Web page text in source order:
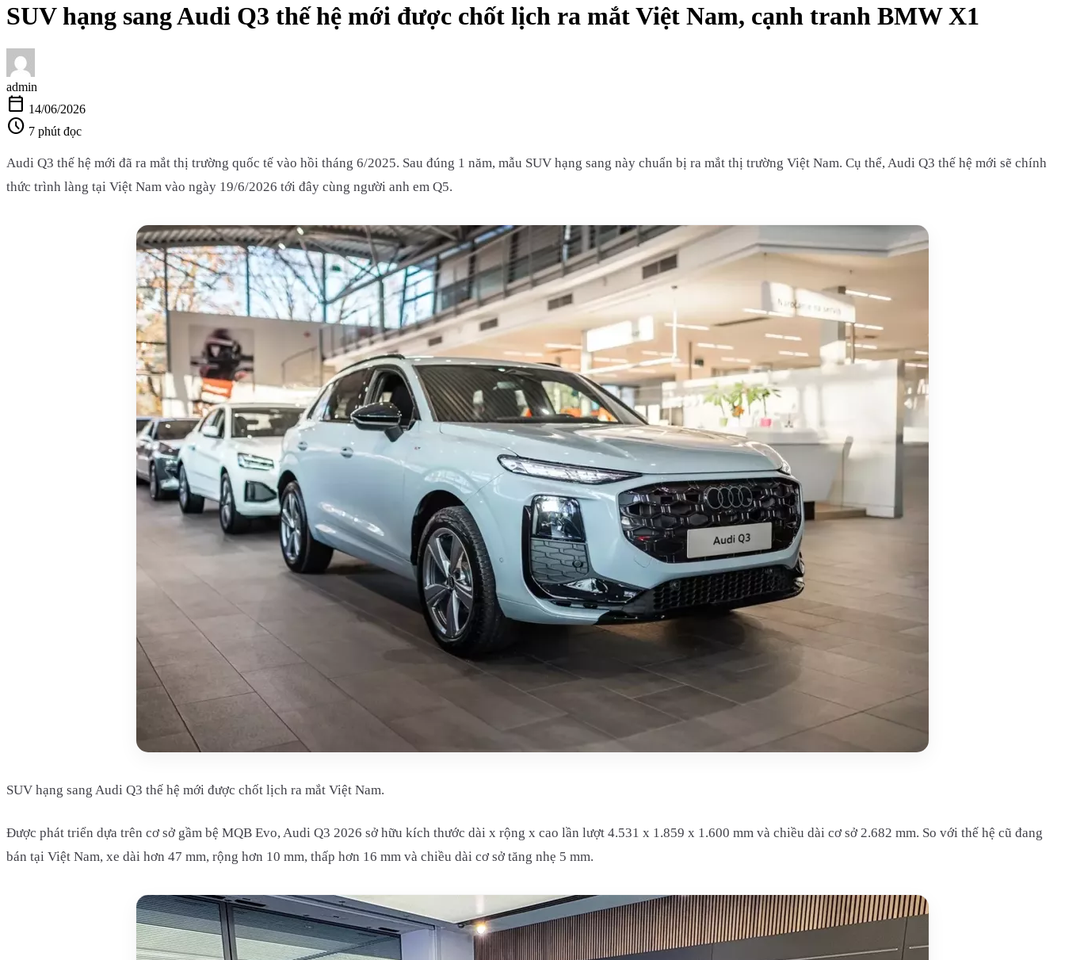
SUV hạng sang Audi Q3 thế hệ mới được chốt lịch ra mắt Việt Nam, cạnh tranh BMW X1
admin
calendar_today 14/06/2026
schedule 7 phút đọc
Audi Q3 thế hệ mới đã ra mắt thị trường quốc tế vào hồi tháng 6/2025. Sau đúng 1 năm, mẫu SUV hạng sang này chuẩn bị ra mắt thị trường Việt Nam. Cụ thể, Audi Q3 thế hệ mới sẽ chính
thức trình làng tại Việt Nam vào ngày 19/6/2026 tới đây cùng người anh em Q5.
SUV hạng sang Audi Q3 thế hệ mới được chốt lịch ra mắt Việt Nam.
Được phát triển dựa trên cơ sở gầm bệ MQB Evo, Audi Q3 2026 sở hữu kích thước dài x rộng x cao lần lượt 4.531 x 1.859 x 1.600 mm và chiều dài cơ sở 2.682 mm. So với thế hệ cũ đang
bán tại Việt Nam, xe dài hơn 47 mm, rộng hơn 10 mm, thấp hơn 16 mm và chiều dài cơ sở tăng nhẹ 5 mm.